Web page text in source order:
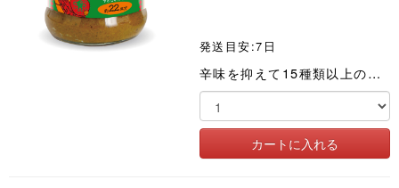
発送目安:7日
辛味を抑えて15種類以上のスパイスをブレンドしました